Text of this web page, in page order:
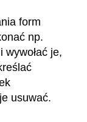
form
np.
je,
usuwać.